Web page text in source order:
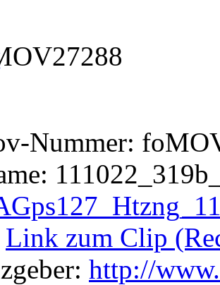
Nummer:
Link zum Clip
http://